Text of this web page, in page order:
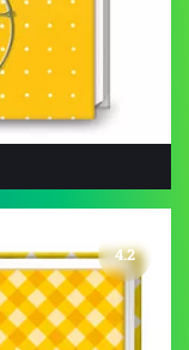
4.2